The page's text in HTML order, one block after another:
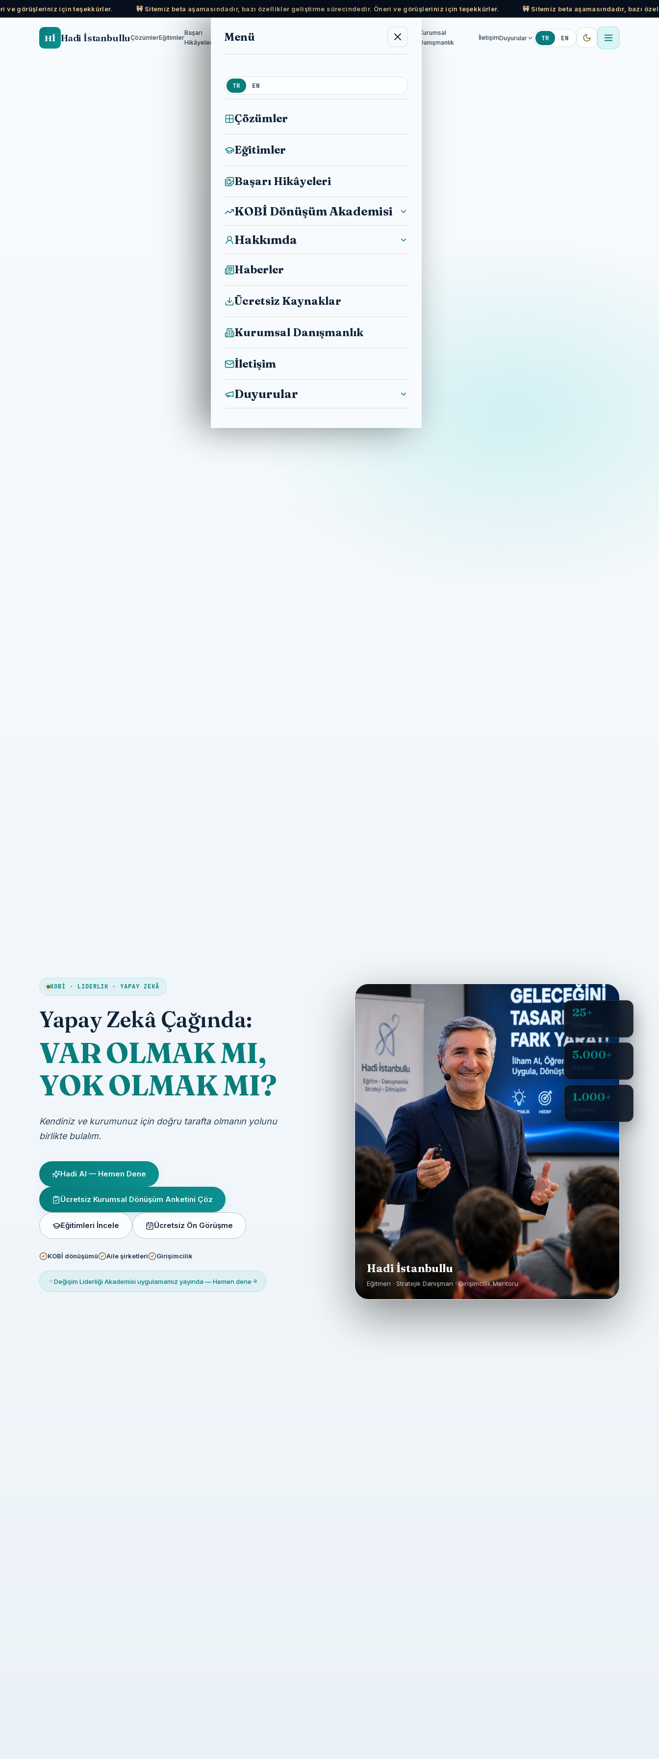
ve görüşleriniz için teşekkürler. 🚧 Sitemiz beta aşamasındadır, bazı özellikler geliştirme sürecindedir. Öneri ve görüşleriniz için teşekkürler. 🚧 Sitemiz beta aşamasındadır, bazı
Hİ Hadi İstanbulluÇözümlerEğitimler
Başarı
Hikâyeleri
KOBİ Dönüşüm
Akademisi
Ücretsiz
Kaynaklar
Kurumsal
Danışmanlık
İletişimDuyurular TR EN
Menü
TR EN
Çözümler
Eğitimler
Başarı Hikâyeleri
KOBİ Dönüşüm Akademisi
Hakkımda
Haberler
Ücretsiz Kaynaklar
Kurumsal Danışmanlık
İletişim
Duyurular
KOBİ · LIDERLIK · YAPAY ZEKÂ
Yapay Zekâ Çağında:
VAR OLMAK MI,
YOK OLMAK MI?
Kendiniz ve kurumunuz için doğru tarafta olmanın yolunu
birlikte bulalım.
Hadi AI — Hemen Dene
Ücretsiz Kurumsal Dönüşüm Anketini Çöz
Eğitimleri İncele Ücretsiz Ön Görüşme
KOBİ dönüşümü Aile şirketleri Girişimcilik
✦Değişim Liderliği Akademisi uygulamamız yayında — Hemen dene
Hadi İstanbullu
Eğitmen · Stratejik Danışman · Girişimcilik Mentoru
25+
Yıl Deneyim
5.000+
Öğrenci
1.000+
Girişimci